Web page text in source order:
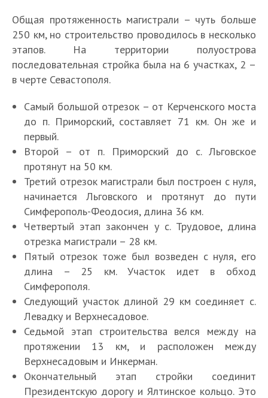
Общая протяженность магистрали – чуть больше
250 км, но строительство проводилось в несколько
этапов. На территории полуострова
последовательная стройка была на 6 участках, 2 –
в черте Севастополя.
Самый большой отрезок – от Керченского моста
до п. Приморский, составляет 71 км. Он же и
первый.
Второй – от п. Приморский до с. Льговское
протянут на 50 км.
Третий отрезок магистрали был построен с нуля,
начинается Льговского и протянут до пути
Симферополь-Феодосия, длина 36 км.
Четвертый этап закончен у с. Трудовое, длина
отрезка магистрали – 28 км.
Пятый отрезок тоже был возведен с нуля, его
длина – 25 км. Участок идет в обход
Симферополя.
Следующий участок длиной 29 км соединяет с.
Левадку и Верхнесадовое.
Седьмой этап строительства велся между на
протяжении 13 км, и расположен между
Верхнесадовым и Инкерман.
Окончательный этап стройки соединит
Президентскую дорогу и Ялтинское кольцо. Это